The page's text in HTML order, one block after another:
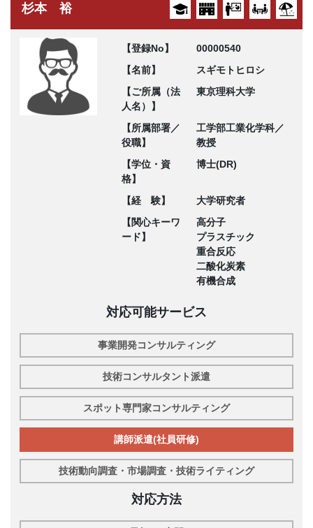
杉本 裕
【登録No】
00000540
【名前】
スギモトヒロシ
【ご所属（法
人名）】
東京理科大学
【所属部署／
役職】
工学部工業化学科／
教授
【学位・資
格】
博士(DR)
【経 験】
大学研究者
【関心キーワ
ード】
高分子
プラスチック
重合反応
二酸化炭素
有機合成
対応可能サービス
事業開発コンサルティング
技術コンサルタント派遣
スポット専門家コンサルティング
講師派遣(社員研修)
技術動向調査・市場調査・技術ライティング
対応方法